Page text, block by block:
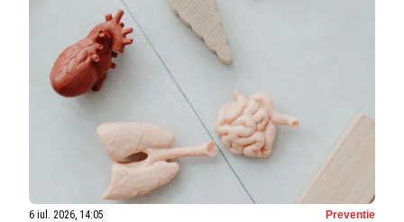
6 iul. 2026, 14:05 Preventie